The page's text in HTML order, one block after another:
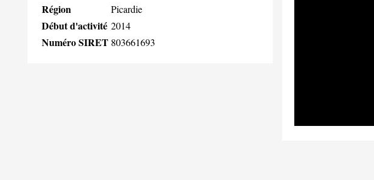
Région Picardie
Début d'activité 2014
Numéro SIRET 803661693